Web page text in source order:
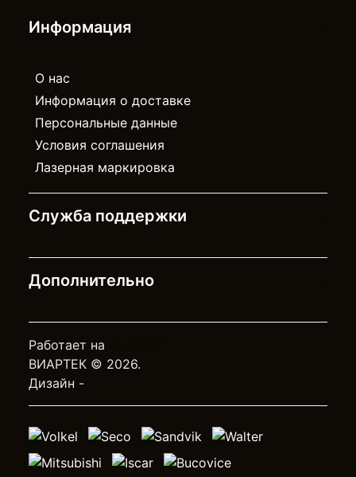
Информация
О нас
Информация о доставке
Персональные данные
Условия соглашения
Лазерная маркировка
Служба поддержки
Дополнительно
Работает на
ВИАРТЕК © 2026.
Дизайн -